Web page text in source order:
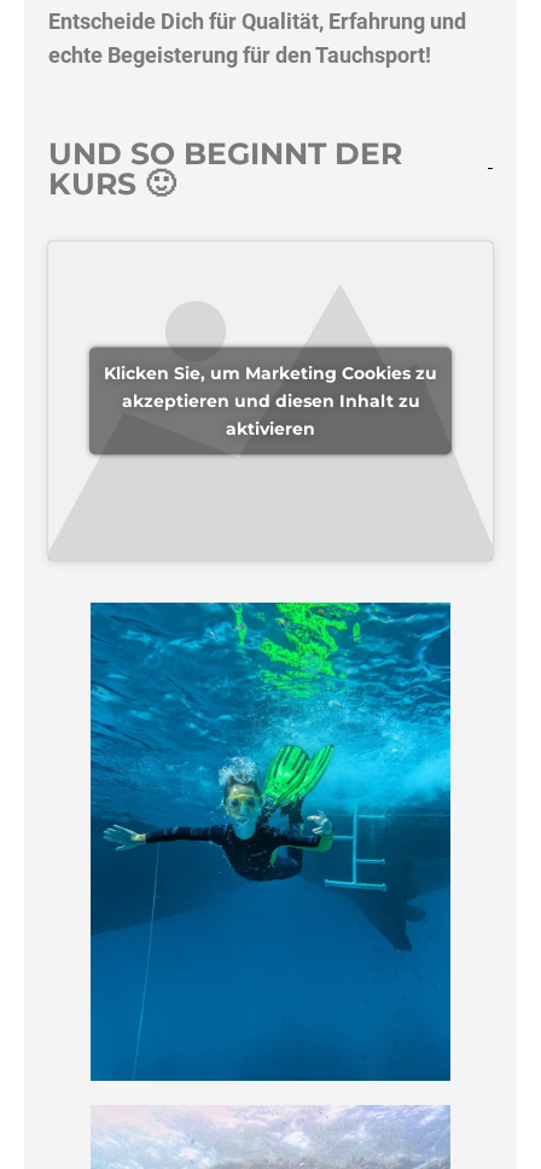
Entscheide Dich für Qualität, Erfahrung und
echte Begeisterung für den Tauchsport!
UND SO BEGINNT DER
KURS 🙂
Klicken Sie, um Marketing Cookies zu
akzeptieren und diesen Inhalt zu
aktivieren